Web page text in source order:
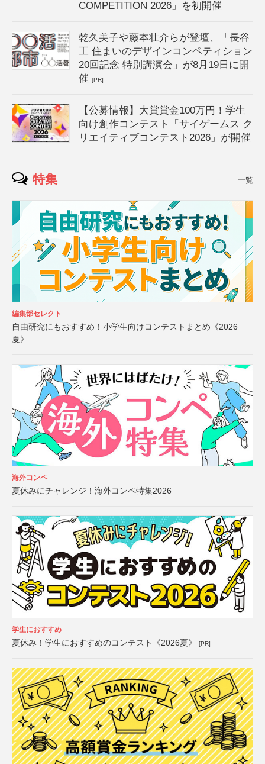
COMPETITION 2026」を初開催
乾久美子や藤本壮介らが登壇、「長谷
工 住まいのデザインコンペティション
20回記念 特別講演会」が8月19日に開
催[PR]
【公募情報】大賞賞金100万円！学生
向け創作コンテスト「サイゲームス ク
リエイティブコンテスト2026」が開催
特集 一覧
編集部セレクト
自由研究にもおすすめ！小学生向けコンテストまとめ《2026
夏》
海外コンペ
夏休みにチャレンジ！海外コンペ特集2026
学生におすすめ
夏休み！学生におすすめのコンテスト《2026夏》 [PR]